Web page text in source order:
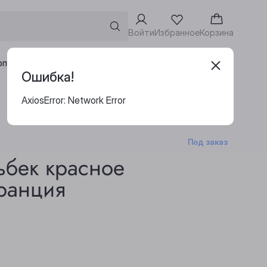
ВойтиИзбранноеКорзина
клиентам Адреса винотек
Под заказ
красное
Ошибка!
AxiosError: Network Error